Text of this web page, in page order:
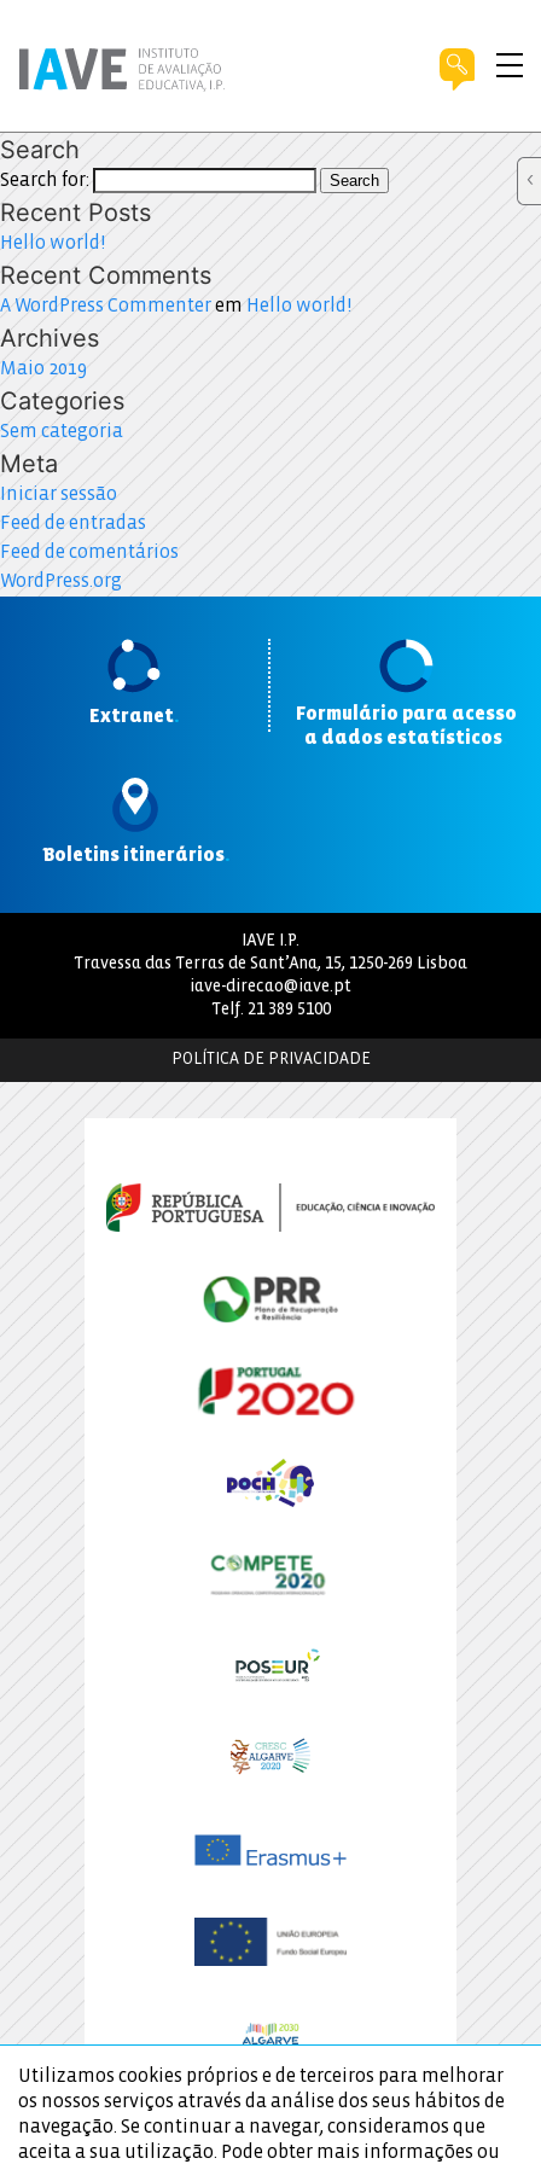
Search
Search for: Search
Recent Posts
Hello world!
Recent Comments
A WordPress Commenterem Hello world!
Archives
Maio 2019
Categories
Sem categoria
Meta
Iniciar sessão
Feed de entradas
Feed de comentários
WordPress.org
Extranet.
Formulário para acesso
a dados estatísticos
Boletins itinerários.
IAVE I.P.
Travessa das Terras de Sant’Ana, 15, 1250-269 Lisboa
iave-direcao@iave.pt
Telf. 21 389 5100
POLÍTICA DE PRIVACIDADE
Utilizamos cookies próprios e de terceiros para melhorar
os nossos serviços através da análise dos seus hábitos de
navegação. Se continuar a navegar, consideramos que
aceita a sua utilização. Pode obter mais informações ou